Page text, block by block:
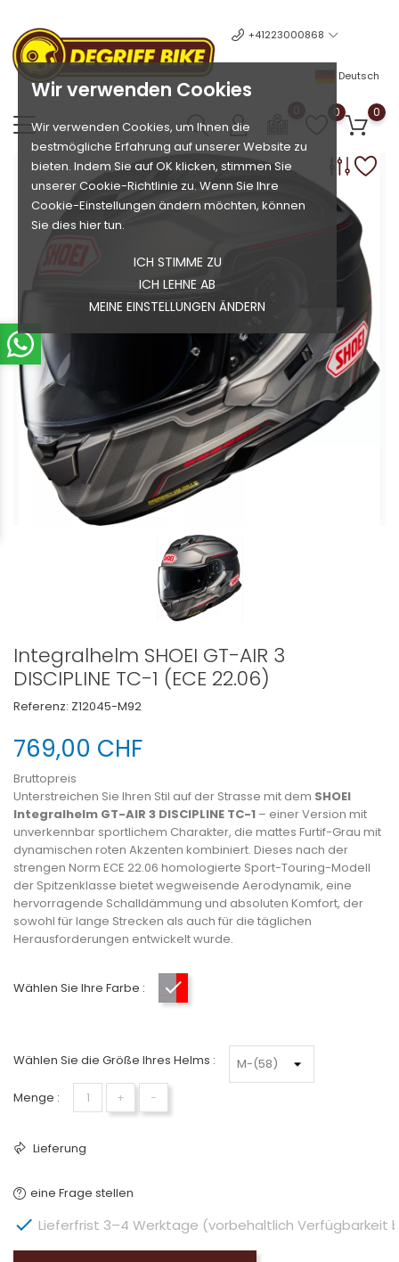
Wir verwenden Cookies
Wir verwenden Cookies, um Ihnen die
bestmögliche Erfahrung auf unserer Website zu
bieten. Indem Sie auf OK klicken, stimmen Sie
unserer Cookie-Richtlinie zu. Wenn Sie Ihre
Cookie-Einstellungen ändern möchten, können
Sie dies hier tun.
ICH STIMME ZU
ICH LEHNE AB
MEINE EINSTELLUNGEN ÄNDERN
+41223000868
Deutsch
0 0
Integralhelm SHOEI GT-AIR 3
DISCIPLINE TC-1 (ECE 22.06)
Referenz: Z12045-M92
769,00 CHF
Bruttopreis
Unterstreichen Sie Ihren Stil auf der Strasse mit dem SHOEI
Integralhelm GT-AIR 3 DISCIPLINE TC-1 – einer Version mit
unverkennbar sportlichem Charakter, die mattes Furtif-Grau mit
dynamischen roten Akzenten kombiniert. Dieses nach der
strengen Norm ECE 22.06 homologierte Sport-Touring-Modell
der Spitzenklasse bietet wegweisende Aerodynamik, eine
hervorragende Schalldämmung und absoluten Komfort, der
sowohl für lange Strecken als auch für die täglichen
Herausforderungen entwickelt wurde.
Wählen Sie Ihre Farbe :
Wählen Sie die Größe Ihres Helms :
Menge : + −
Lieferung
eine Frage stellen
 Lieferfrist 3–4 Werktage (vorbehaltlich Verfügbarkeit